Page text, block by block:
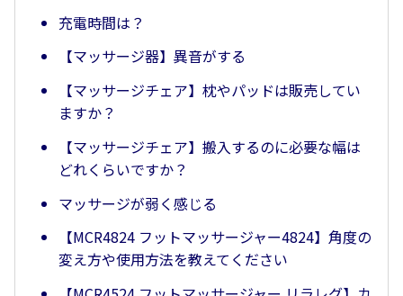
充電時間は？
【マッサージ器】異音がする
【マッサージチェア】枕やパッドは販売してい
ますか？
【マッサージチェア】搬入するのに必要な幅は
どれくらいですか？
マッサージが弱く感じる
【MCR4824 フットマッサージャー4824】角度の
変え方や使用方法を教えてください